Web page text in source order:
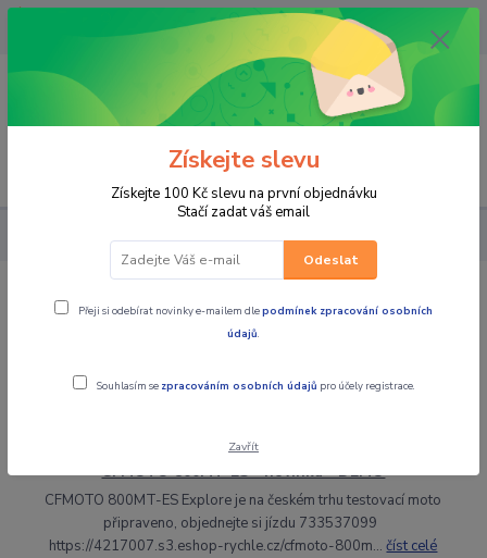
OPAVA 733537099/HLUČÍN
734541648/OLOMOUC 734593593
0,00 CZK
Kontakty
Novinky
23.07.2026
CFMOTO 800MT-ES - novinka - DEMO
CFMOTO 800MT-ES Explore je na českém trhu testovací moto
připraveno, objednejte si jízdu 733537099
https://4217007.s3.eshop-rychle.cz/cfmoto-800m...číst celé
Získejte slevu
Získejte 100 Kč slevu na první objednávku
Stačí zadat váš email
Odeslat
Přeji si odebírat novinky e-mailem dlepodmínek zpracování osobních
údajů.
Souhlasím se zpracováním osobních údajů pro účely registrace.
Zavřít